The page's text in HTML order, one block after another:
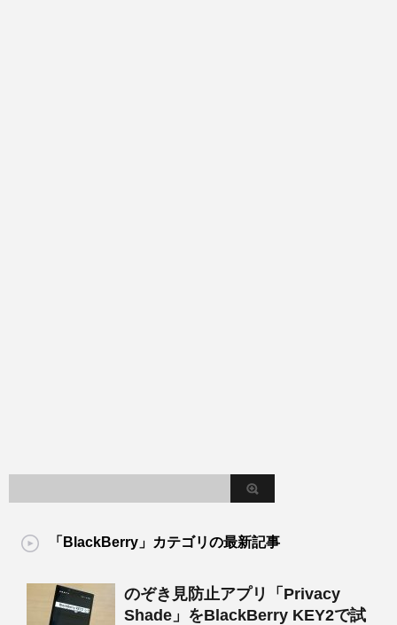
「BlackBerry」カテゴリの最新記事
のぞき見防止アプリ「Privacy
Shade」をBlackBerry KEY2で試